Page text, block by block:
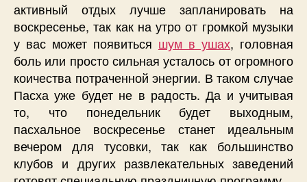
активный отдых лучше запланировать на
воскресенье, так как на утро от громкой музыки
у вас может появиться шум в ушах, головная
боль или просто сильная усталось от огромного
коичества потраченной энергии. В таком случае
Пасха уже будет не в радость. Да и учитывая
то, что понедельник будет выходным,
пасхальное воскресенье станет идеальным
вечером для тусовки, так как большинство
клубов и других развлекательных заведений